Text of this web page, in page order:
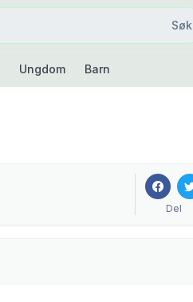
Søk
Søk
Ungdom Barn
Del